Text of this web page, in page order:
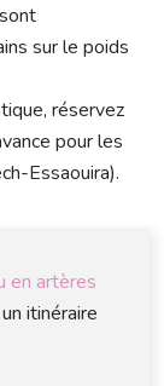
sur le poids
réservez
pour les
Essaouira).
en artères
itinéraire